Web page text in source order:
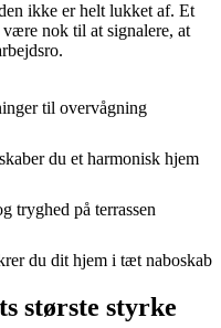
ikke er helt lukket af. Et
nok til at signalere, at
til overvågning
du et harmonisk hjem
tryghed på terrassen
du dit hjem i tæt naboskab
største styrke